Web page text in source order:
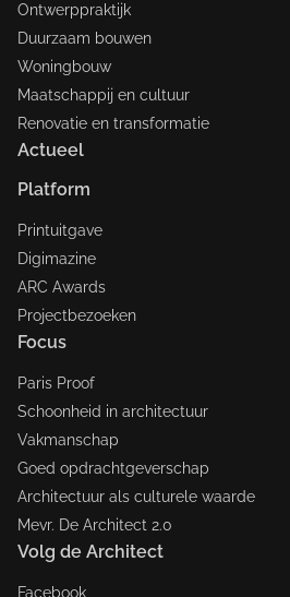
Ontwerppraktijk
Duurzaam bouwen
Woningbouw
Maatschappij en cultuur
Renovatie en transformatie
Actueel
Platform
Printuitgave
Digimazine
ARC Awards
Projectbezoeken
Focus
Paris Proof
Schoonheid in architectuur
Vakmanschap
Goed opdrachtgeverschap
Architectuur als culturele waarde
Mevr. De Architect 2.0
Volg de Architect
Facebook